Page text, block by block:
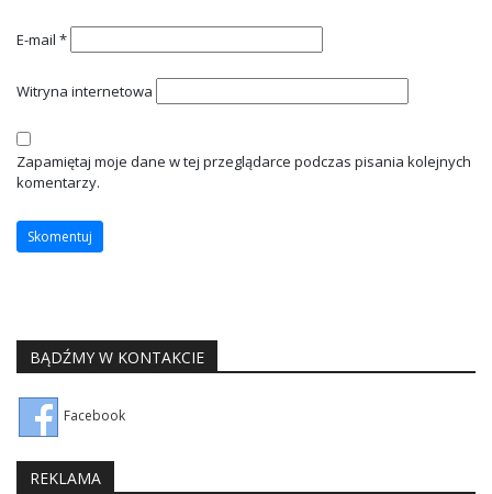
E-mail *
Witryna internetowa
Zapamiętaj moje dane w tej przeglądarce podczas pisania kolejnych
komentarzy.
BĄDŹMY W KONTAKCIE
Facebook
REKLAMA